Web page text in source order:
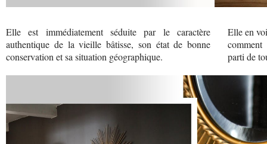
Elle est immédiatement séduite par le caractère
authentique de la vieille bâtisse, son état de bonne
conservation et sa situation géographique.
Elle en
parti de